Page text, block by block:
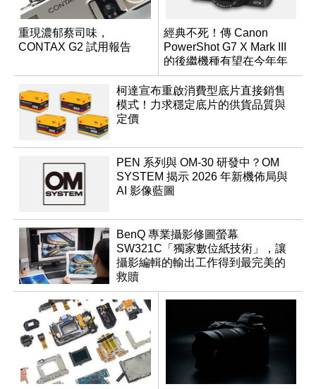
重現濃郁蔡司味，
CONTAX G2 試用報告
經典不死！傳 Canon
PowerShot G7 X Mark III
的後繼機種有望在今年年
底前推出？
柯達宣布重啟消費型底片直接銷售
模式！力求穩定底片的供貨品質與
定價
PEN 系列與 OM-30 研發中？OM
SYSTEM 揭示 2026 年新機佈局與
AI 影像藍圖
BenQ 專業攝影修圖螢幕
SW321C「獨家數位紙技術」，讓
攝影編輯的輸出工作得到最完美的
救贖